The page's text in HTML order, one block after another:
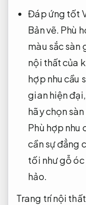
Đáp ứng tốt
Bản vẽ. Phù
màu sắc sàn
nội thất của
hợp nhu cầu
gian hiện đại,
hãy chọn
Phù hợp nhu
cần sự đẳng
tối như gỗ óc
hảo.
Trang trí nội